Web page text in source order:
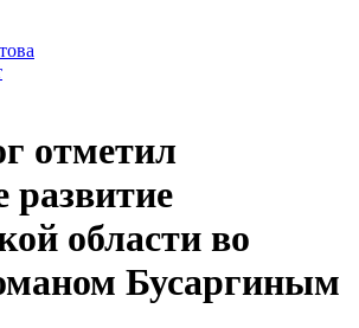
отметил
развитие
области во
Бусаргиным